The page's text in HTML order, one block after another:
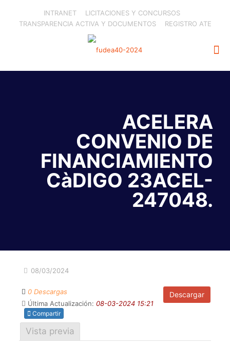
INTRANET
LICITACIONES Y CONCURSOS
TRANSPARENCIA ACTIVA Y DOCUMENTOS
REGISTRO ATE
ACELERA
CONVENIO DE
FINANCIAMIENTO
CàDIGO 23ACEL-
247048.
08/03/2024
Descargar
0 Descargas
Última Actualización: 08-03-2024 15:21
Compartir
Vista previa